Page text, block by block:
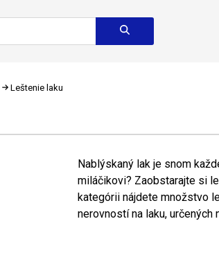
Leštenie laku
Nablýskaný lak je snom
miláčikovi? Zaobstarajte si
kategórii nájdete množstvo
nerovností na laku, určených